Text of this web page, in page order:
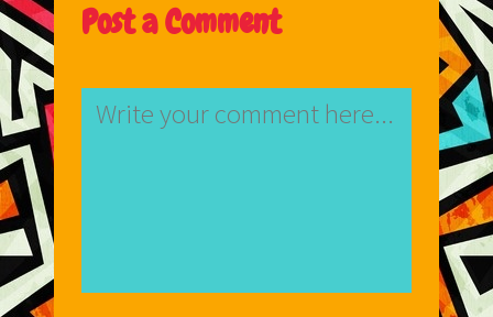
Post a Comment